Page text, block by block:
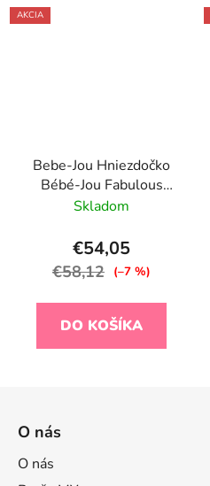
AKCIA
Bebe-Jou Hniezdočko
Bébé-Jou Fabulous
Paper Planes
Skladom
€54,05
€58,12 (–7 %)
DO KOŠÍKA
O nás
O nás